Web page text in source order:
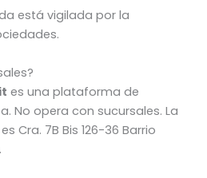
está vigilada por la
es una plataforma de
No opera con sucursales. La
Cra. 7B Bis 126-36 Barrio